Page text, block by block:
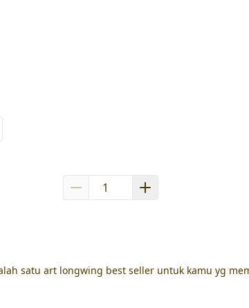
satu art longwing best seller untuk kamu yg